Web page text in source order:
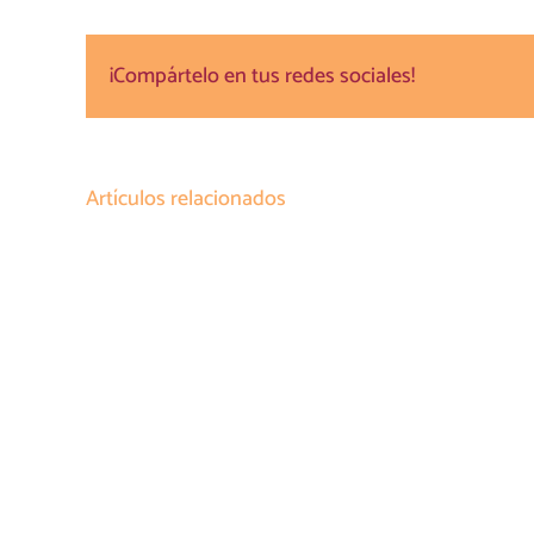
¡Compártelo en tus redes sociales!
Artículos relacionados